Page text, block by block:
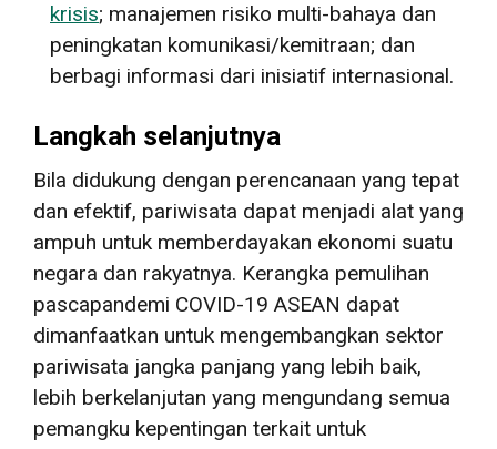
krisis; manajemen risiko multi-bahaya dan
peningkatan komunikasi/kemitraan; dan
berbagi informasi dari inisiatif internasional.
Langkah selanjutnya
Bila didukung dengan perencanaan yang tepat
dan efektif, pariwisata dapat menjadi alat yang
ampuh untuk memberdayakan ekonomi suatu
negara dan rakyatnya. Kerangka pemulihan
pascapandemi COVID-19 ASEAN dapat
dimanfaatkan untuk mengembangkan sektor
pariwisata jangka panjang yang lebih baik,
lebih berkelanjutan yang mengundang semua
pemangku kepentingan terkait untuk